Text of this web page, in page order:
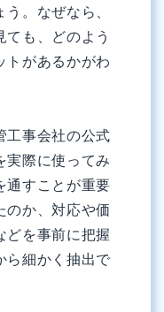
。なぜなら、
も、どのよう
トがあるかがわ
工事会社の公式
実際に使ってみ
通すことが重要
のか、対応や価
どを事前に把握
ら細かく抽出で